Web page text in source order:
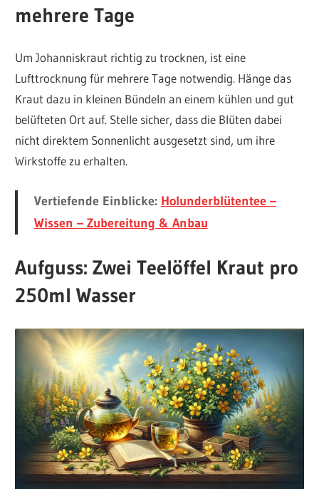
mehrere Tage
Um Johanniskraut richtig zu trocknen, ist eine
Lufttrocknung für mehrere Tage notwendig. Hänge das
Kraut dazu in kleinen Bündeln an einem kühlen und gut
belüfteten Ort auf. Stelle sicher, dass die Blüten dabei
nicht direktem Sonnenlicht ausgesetzt sind, um ihre
Wirkstoffe zu erhalten.
Vertiefende Einblicke: Holunderblütentee –
Wissen – Zubereitung & Anbau
Aufguss: Zwei Teelöffel Kraut pro
250ml Wasser